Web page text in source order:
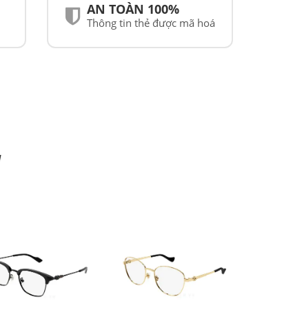
AN TOÀN 100%
Thông tin thẻ được mã hoá